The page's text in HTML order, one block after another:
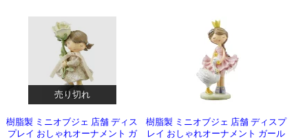
売り切れ
樹脂製 ミニオブジェ 店舗 ディス
プレイ おしゃれオーナメント ガ
樹脂製 ミニオブジェ 店舗 ディスプ
レイ おしゃれオーナメント ガール